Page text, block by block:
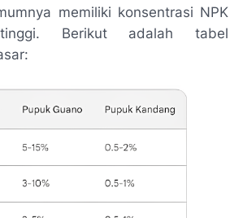
memiliki konsentrasi NPK
Berikut adalah tabel